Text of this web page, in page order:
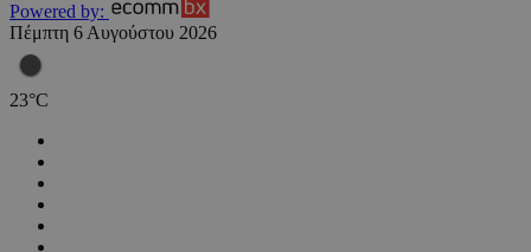
Powered by:
Πέμπτη 6 Αυγούστου 2026
23°C